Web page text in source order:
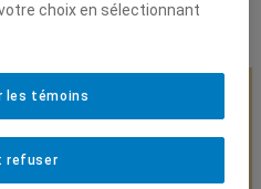
choix en sélectionnant
refuser
les témoins